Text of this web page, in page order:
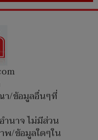
า/ข้อมูลอื่นๆที่
ำนาจ ไม่มีส่วน
พ/ข้อมูลใดๆใน